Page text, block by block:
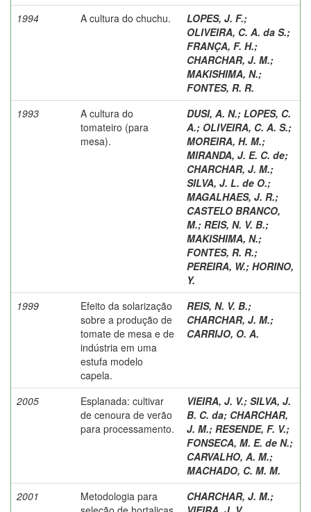
1994
A cultura do chuchu. LOPES, J. F.;
OLIVEIRA, C. A. da S.;
FRANÇA, F. H.;
CHARCHAR, J. M.;
MAKISHIMA, N.;
FONTES, R. R.
1993
A cultura do
tomateiro (para
mesa).
DUSI, A. N.; LOPES, C.
A.; OLIVEIRA, C. A. S.;
MOREIRA, H. M.;
MIRANDA, J. E. C. de;
CHARCHAR, J. M.;
SILVA, J. L. de O.;
MAGALHAES, J. R.;
CASTELO BRANCO,
M.; REIS, N. V. B.;
MAKISHIMA, N.;
FONTES, R. R.;
PEREIRA, W.; HORINO,
Y.
1999
Efeito da solarização
sobre a produção de
tomate de mesa e de
indústria em uma
estufa modelo
capela.
REIS, N. V. B.;
CHARCHAR, J. M.;
CARRIJO, O. A.
2005
Esplanada: cultivar
de cenoura de verão
para processamento.
VIEIRA, J. V.; SILVA, J.
B. C. da; CHARCHAR,
J. M.; RESENDE, F. V.;
FONSECA, M. E. de N.;
CARVALHO, A. M.;
MACHADO, C. M. M.
2001
Metodologia para
CHARCHAR, J. M.;